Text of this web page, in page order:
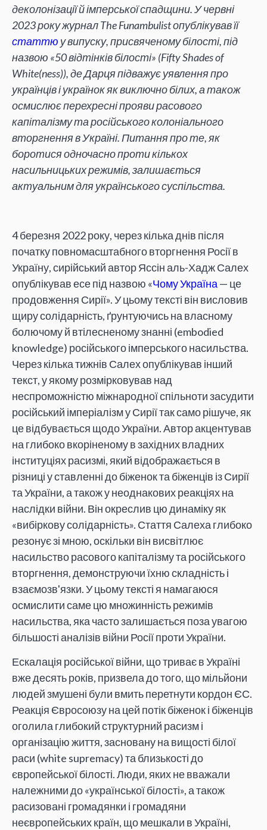
деколонізації й імперської спадщини. У червні
2023 року журнал The Funambulist опублікував її
статтю у випуску, присвяченому білості, під
назвою «50 відтінків білості» (Fifty Shades of
White(ness)), де Дарця підважує уявлення про
українців і українок як виключно білих, а також
осмислює перехресні прояви расового
капіталізму та російського колоніального
вторгнення в Україні. Питання про те, як
боротися одночасно проти кількох
насильницьких режимів, залишається
актуальним для українського суспільства.
4 березня 2022 року, через кілька днів після
початку повномасштабного вторгнення Росії в
Україну, сирійський автор Яссін аль-Хадж Салех
опублікував есе під назвою «Чому Україна— це
продовження Сирії». У цьому тексті він висловив
щиру солідарність, ґрунтуючись на власному
болючому й втілесненому знанні (embodied
knowledge) російського імперського насильства.
Через кілька тижнів Салех опублікував інший
текст, у якому розмірковував над
неспроможністю міжнародної спільноти засудити
російський імперіалізм у Сирії так само рішуче, як
це відбувається щодо України. Автор акцентував
на глибоко вкоріненому в західних владних
інституціях расизмі, який відображається в
різниці у ставленні до біженок та біженців із Сирії
та України, а також у неоднакових реакціях на
наслідки війни. Він окреслив цю динаміку як
«вибіркову солідарність». Стаття Салеха глибоко
резонує зі мною, оскільки він висвітлює
насильство расового капіталізму та російського
вторгнення, демонструючи їхню складність і
взаємозв'язки. У цьому тексті я намагаюся
осмислити саме цю множинність режимів
насильства, яка часто залишається поза увагою
більшості аналізів війни Росії проти України.
Ескалація російської війни, що триває в Україні
вже десять років, призвела до того, що мільйони
людей змушені були вмить перетнути кордон ЄС.
Реакція Євросоюзу на цей потік біженок і біженців
оголила глибокий структурний расизм і
організацію життя, засновану на вищості білої
раси (white supremacy) та близькості до
європейської білості. Люди, яких не вважали
належними до «української білості», а також
расизовані громадянки і громадяни
неєвропейських країн, що мешкали в Україні,